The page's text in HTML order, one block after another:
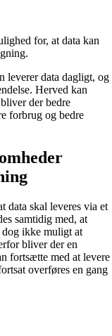
for, at data kan
leverer data dagligt, og
Herved kan
der bedre
forbrug og bedre
data skal leveres via et
samtidig med, at
dog ikke muligt at
bliver der en
fortsætte med at levere
overføres en gang